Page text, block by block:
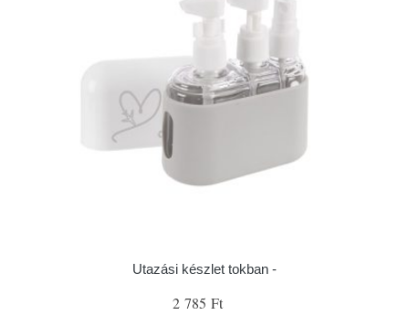
Utazási készlet tokban -
2 785 Ft